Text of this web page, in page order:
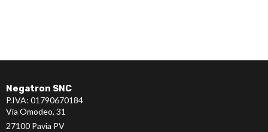
Negatron SNC
P.IVA: 01790670184
Via Omodeo, 31
27100 Pavia PV